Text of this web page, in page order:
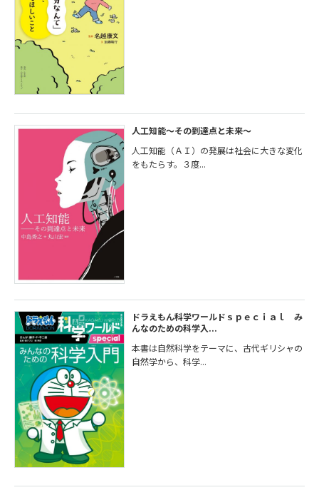
人工知能～その到達点と未来～
人工知能（ＡＩ）の発展は社会に大きな変化
をもたらす。３度...
ドラえもん科学ワールドｓｐｅｃｉａｌ み
んなのための科学入...
本書は自然科学をテーマに、古代ギリシャの
自然学から、科学...